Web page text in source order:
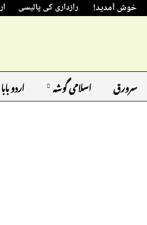
خوش آمدید! رازداری کی پالیسی
سرورق اسلامی گوشہ اردو